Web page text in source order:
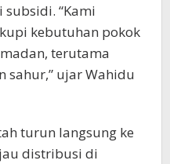
“Kami
kebutuhan pokok
terutama
sahur,” ujar Wahidu
turun langsung ke
distribusi di